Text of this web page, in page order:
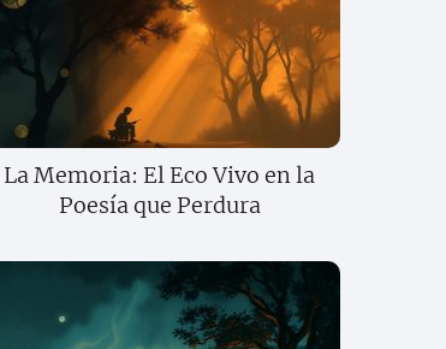
La Memoria: El Eco Vivo en la
Poesía que Perdura